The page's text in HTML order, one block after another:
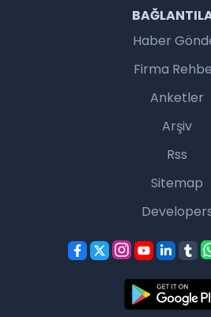
Haber
Firma
Anketler
Arşiv
Rss
Sitemap